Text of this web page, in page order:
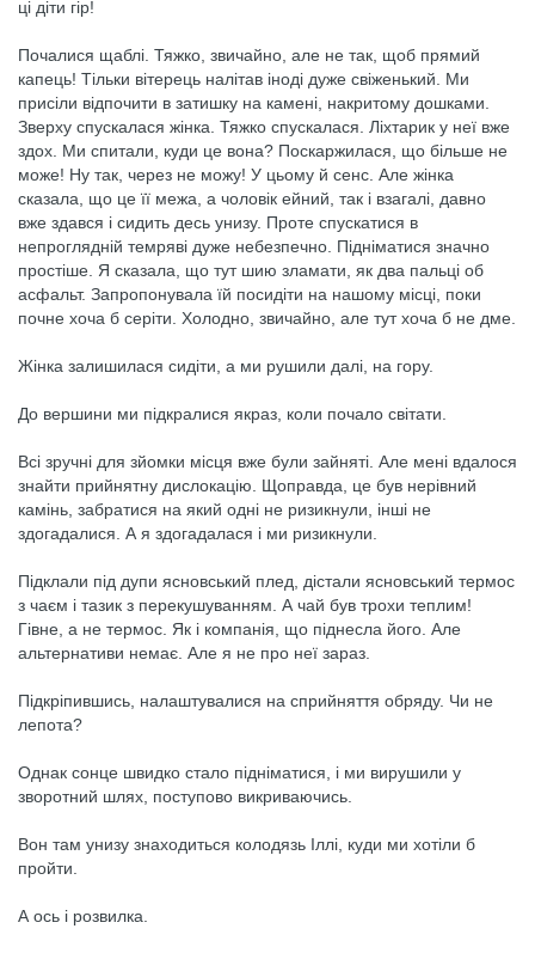
ці діти гір!
Почалися щаблі. Тяжко, звичайно, але не так, щоб прямий
капець! Тільки вітерець налітав іноді дуже свіженький. Ми
присіли відпочити в затишку на камені, накритому дошками.
Зверху спускалася жінка. Тяжко спускалася. Ліхтарик у неї вже
здох. Ми спитали, куди це вона? Поскаржилася, що більше не
може! Ну так, через не можу! У цьому й сенс. Але жінка
сказала, що це її межа, а чоловік ейний, так і взагалі, давно
вже здався і сидить десь унизу. Проте спускатися в
непроглядній темряві дуже небезпечно. Підніматися значно
простіше. Я сказала, що тут шию зламати, як два пальці об
асфальт. Запропонувала їй посидіти на нашому місці, поки
почне хоча б серіти. Холодно, звичайно, але тут хоча б не дме.
Жінка залишилася сидіти, а ми рушили далі, на гору.
До вершини ми підкралися якраз, коли почало світати.
Всі зручні для зйомки місця вже були зайняті. Але мені вдалося
знайти прийнятну дислокацію. Щоправда, це був нерівний
камінь, забратися на який одні не ризикнули, інші не
здогадалися. А я здогадалася і ми ризикнули.
Підклали під дупи ясновський плед, дістали ясновський термос
з чаєм і тазик з перекушуванням. А чай був трохи теплим!
Гівне, а не термос. Як і компанія, що піднесла його. Але
альтернативи немає. Але я не про неї зараз.
Підкріпившись, налаштувалися на сприйняття обряду. Чи не
лепота?
Однак сонце швидко стало підніматися, і ми вирушили у
зворотний шлях, поступово викриваючись.
Вон там унизу знаходиться колодязь Іллі, куди ми хотіли б
пройти.
А ось і розвилка.